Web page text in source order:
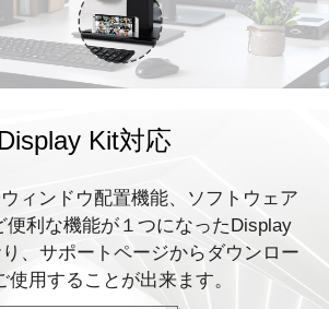
Display Kit対応
ィンドウ配置機能、ソフトウェア
便利な機能が１つになったDisplay
、サポートページからダウンロー
使用することが出来ます。